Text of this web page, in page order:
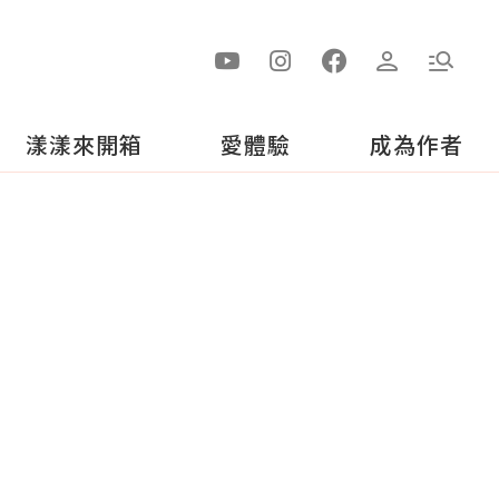
漾漾來開箱 愛體驗 成為作者